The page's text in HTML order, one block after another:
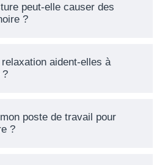
peut-elle causer des
?
aident-elles à
?
poste de travail pour
?